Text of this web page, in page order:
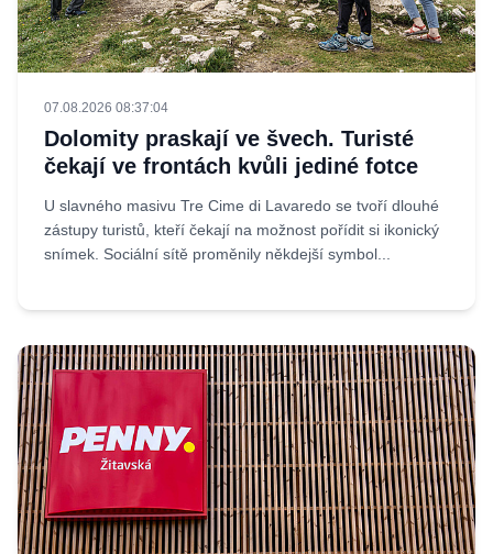
07.08.2026 08:37:04
Dolomity praskají ve švech. Turisté
čekají ve frontách kvůli jediné fotce
U slavného masivu Tre Cime di Lavaredo se tvoří dlouhé
zástupy turistů, kteří čekají na možnost pořídit si ikonický
snímek. Sociální sítě proměnily někdejší symbol...